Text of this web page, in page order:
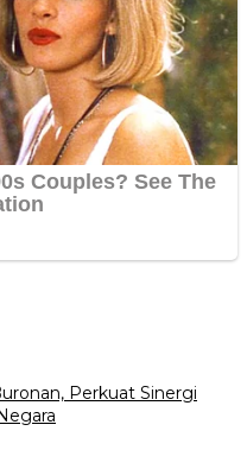
Perkuat Sinergi